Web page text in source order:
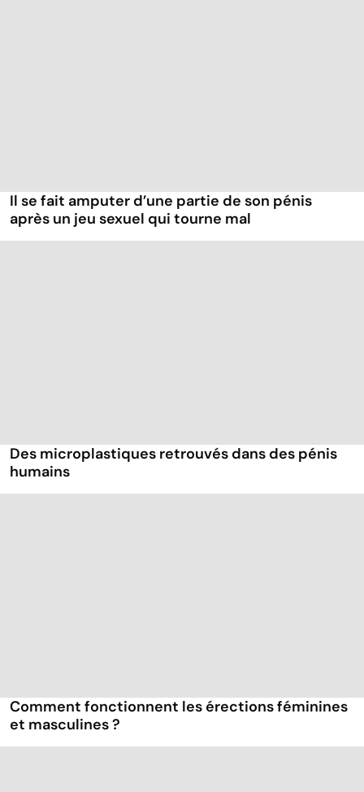
Il se fait amputer d’une partie de son pénis
après un jeu sexuel qui tourne mal
Des microplastiques retrouvés dans des pénis
humains
Comment fonctionnent les érections féminines
et masculines ?